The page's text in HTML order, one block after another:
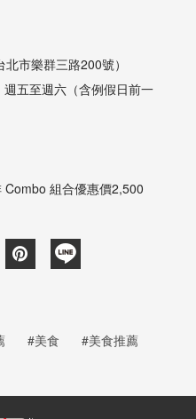
市樂群三路200號）
五至週六（含例假日前一
組合優惠價2,500
#美食 #美食推薦